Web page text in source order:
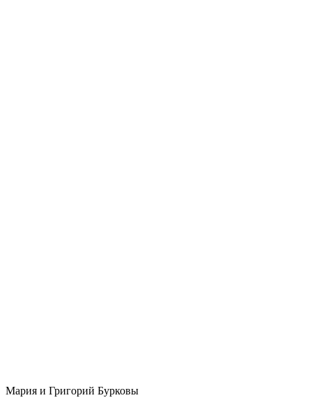
Мария и Григорий Бурковы